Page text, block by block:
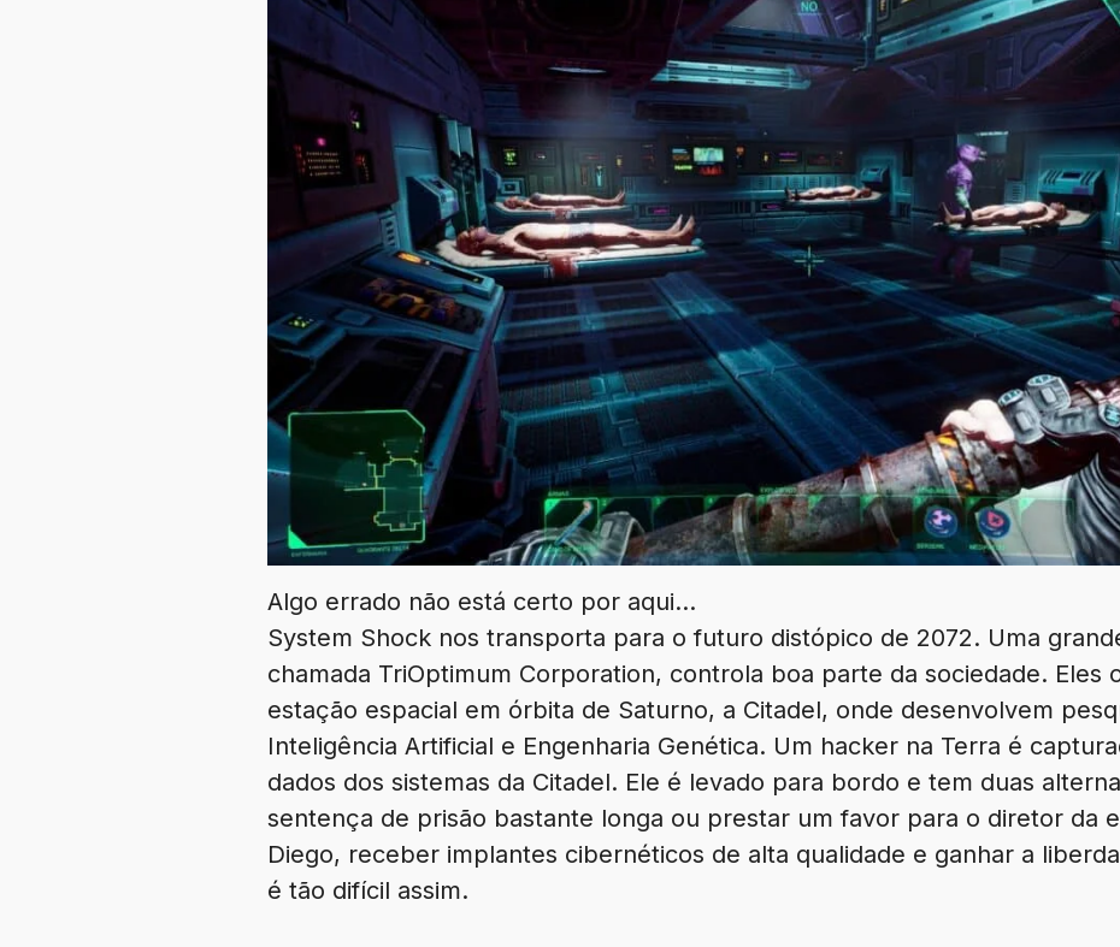
Algo errado não está certo por aqui…
System Shock nos transporta para o futuro distópico de 2072. Uma
chamada TriOptimum Corporation, controla boa parte da sociedade. Eles
estação espacial em órbita de Saturno, a Citadel, onde desenvolvem
Inteligência Artificial e Engenharia Genética. Um hacker na Terra é
dados dos sistemas da Citadel. Ele é levado para bordo e tem duas
sentença de prisão bastante longa ou prestar um favor para o diretor da
Diego, receber implantes cibernéticos de alta qualidade e ganhar a
é tão difícil assim.